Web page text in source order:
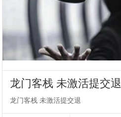
龙门客栈 未激活提交退
龙门客栈 未激活提交退